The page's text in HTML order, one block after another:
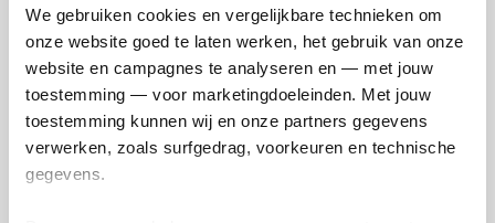
We gebruiken cookies en vergelijkbare technieken om
onze website goed te laten werken, het gebruik van onze
website en campagnes te analyseren en — met jouw
toestemming — voor marketingdoeleinden. Met jouw
toestemming kunnen wij en onze partners gegevens
verwerken, zoals surfgedrag, voorkeuren en technische
gegevens.
Danique's badges